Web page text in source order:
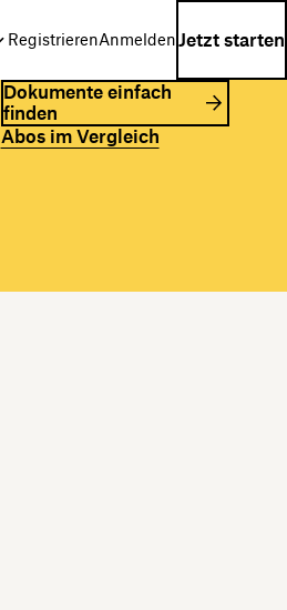
RegistrierenAnmeldenJetzt starten
Dokumente einfach
finden
Abos im Vergleich